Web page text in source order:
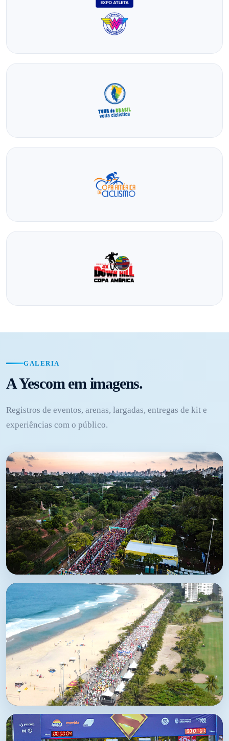
GALERIA
A Yescom em imagens.
Registros de eventos, arenas, largadas, entregas de kit e
experiências com o público.